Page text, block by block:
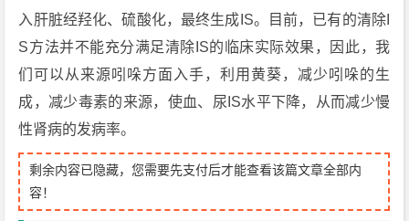
入肝脏经羟化、硫酸化，最终生成IS。目前，已有的清除I
S方法并不能充分满足清除IS的临床实际效果，因此，我
们可以从来源吲哚方面入手，利用黄葵，减少吲哚的生
成，减少毒素的来源，使血、尿IS水平下降，从而减少慢
性肾病的发病率。
剩余内容已隐藏，您需要先支付后才能查看该篇文章全部内
容！